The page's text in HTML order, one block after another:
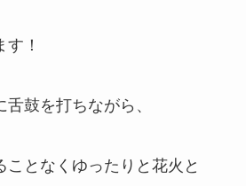
！
鼓を打ちながら、
ことなくゆったりと花火と